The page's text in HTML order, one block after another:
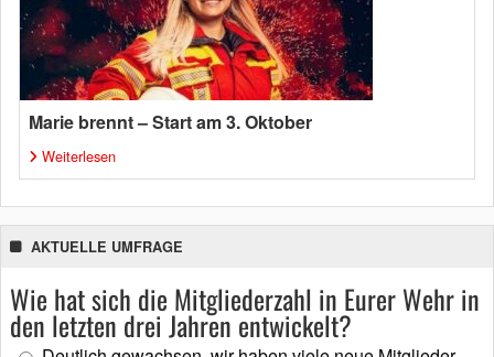
Marie brennt – Start am 3. Oktober
Weiterlesen
AKTUELLE UMFRAGE
Wie hat sich die Mitgliederzahl in Eurer Wehr in
den letzten drei Jahren entwickelt?